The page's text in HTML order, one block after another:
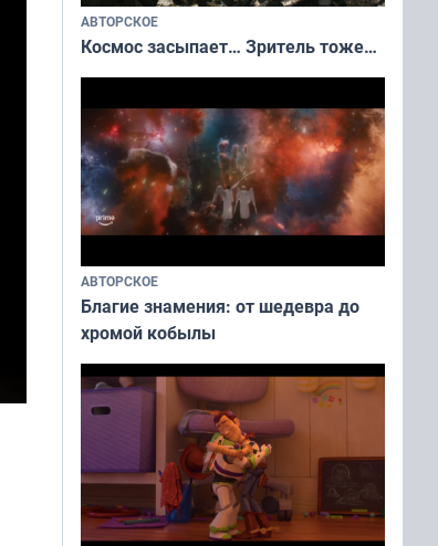
АВТОРСКОЕ
Космос засыпает… Зритель тоже…
АВТОРСКОЕ
Благие знамения: от шедевра до
хромой кобылы